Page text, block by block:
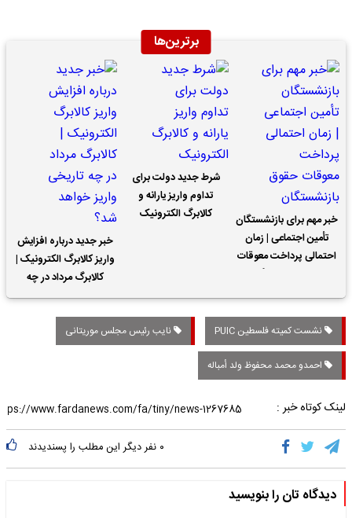
برترین‌ها
خبر مهم برای بازنشستگان
تأمین اجتماعی | زمان
احتمالی پرداخت معوقات
شرط جدید دولت برای
تداوم واریز یارانه و
کالابرگ الکترونیک
خبر جدید درباره افزایش
واریز کالابرگ الکترونیک |
کالابرگ مرداد در چه
تاریخی واریز خواهد شد؟
نشست کمیته فلسطین PUIC نایب رئیس مجلس موریتانی
احمدو محمد محفوظ ولد أمباله
لینک کوتاه خبر :
۰ نفر دیگر این مطلب را پسندیدند
دیدگاه تان را بنویسید